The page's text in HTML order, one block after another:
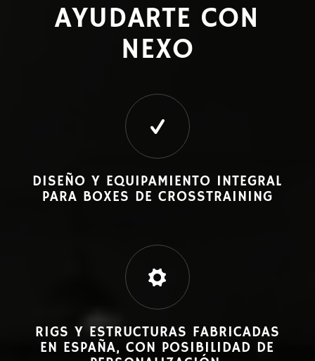
AYUDARTE CON
NEXO
DISEÑO Y EQUIPAMIENTO INTEGRAL
PARA BOXES DE CROSSTRAINING
RIGS Y ESTRUCTURAS FABRICADAS
EN ESPAÑA, CON POSIBILIDAD DE